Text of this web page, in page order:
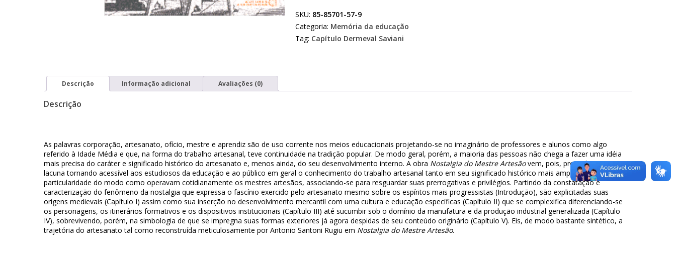
SKU: 85-85701-57-9
Categoria: Memória da educação
Tag: Capítulo Dermeval Saviani
Descrição Informação adicional Avaliações (0)
Descrição
As palavras corporação, artesanato, ofício, mestre e aprendiz são de uso corrente nos meios educacionais projetando-se no imaginário de professores e alunos como algo
referido à Idade Média e que, na forma do trabalho artesanal, teve continuidade na tradição popular. De modo geral, porém, a maioria das pessoas não chega a fazer uma idéia
mais precisa do caráter e significado histórico do artesanato e, menos ainda, do seu desenvolvimento interno. A obra Nostalgia do Mestre Artesãovem, pois, preencher uma
lacuna tornando acessível aos estudiosos da educação e ao público em geral o conhecimento do trabalho artesanal tanto em seu significado histórico mais amplo como na
particularidade do modo como operavam cotidianamente os mestres artesãos, associando-se para resguardar suas prerrogativas e privilégios. Partindo da constatação e
caracterização do fenômeno da nostalgia que expressa o fascínio exercido pelo artesanato mesmo sobre os espíritos mais progressistas (Introdução), são explicitadas suas
origens medievais (Capítulo I) assim como sua inserção no desenvolvimento mercantil com uma cultura e educação específicas (Capítulo II) que se complexifica diferenciando-se
os personagens, os itinerários formativos e os dispositivos institucionais (Capítulo III) até sucumbir sob o domínio da manufatura e da produção industrial generalizada (Capítulo
IV), sobrevivendo, porém, na simbologia de que se impregna suas formas exteriores já agora despidas de seu conteúdo originário (Capítulo V). Eis, de modo bastante sintético, a
trajetória do artesanato tal como reconstruída meticulosamente por Antonio Santoni Rugiu em Nostalgia do Mestre Artesão.